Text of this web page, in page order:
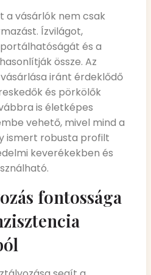
a vásárlók nem csak
Ízvilágot,
és a
össze. Az
iránt érdeklődő
és pörkölők
is életképes
vehető, mivel mind a
ismert robusta profilt
keverékekben és
fontossága